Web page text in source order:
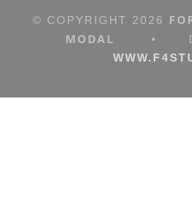
© COPYRIGHT 2026
MODAL
•